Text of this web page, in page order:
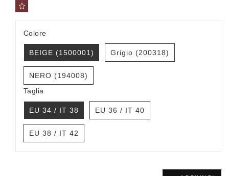
Colore
BEIGE (1500001) Grigio (200318)
NERO (194008)
Taglia
EU 34 / IT 38 EU 36 / IT 40
EU 38 / IT 42